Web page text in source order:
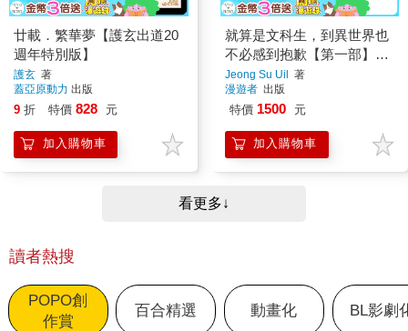
廿載．繁華夢【護玄出道20
週年特別版】
護玄 著
蓋亞原動力 出版
9 折 特價 828 元
加入購物車
就算是文科生，到異世界也
不必感到抱歉【第一部】
1+2 （首刷限量典藏特裝
版）
Jeong Su Uil 著
漫遊者 出版
特價 1500 元
加入購物車
看更多↓
讀者熱搜
POPO創
作賞
百合精選 動畫化 BL影劇